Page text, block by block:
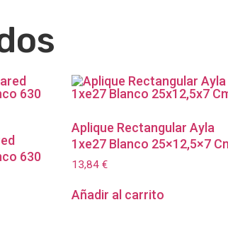
630
Aplique Rectangular Ayla
1xe27 Blanco 25×12,5×7
13,84€
Añadir al carrito